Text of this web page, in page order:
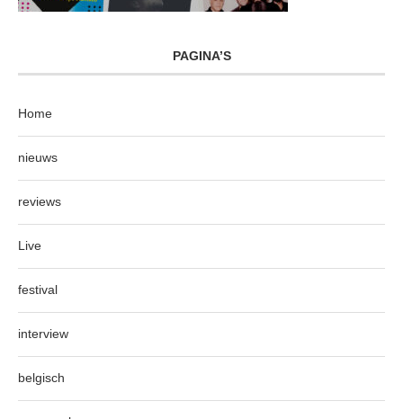
PAGINA’S
Home
nieuws
reviews
Live
festival
interview
belgisch